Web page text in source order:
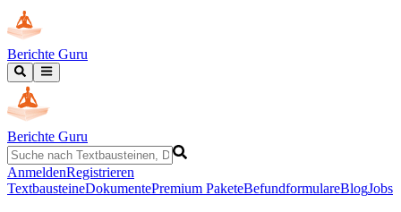
Berichte Guru
Berichte Guru
AnmeldenRegistrieren
TextbausteineDokumentePremium PaketeBefundformulareBlogJobs